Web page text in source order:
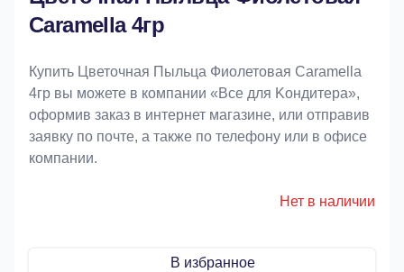
Caramella 4гр
Купить Цветочная Пыльца Фиолетовая Caramella
4гр вы можете в компании «Bce для Koндитeрa»,
оформив заказ в интернет магазине, или отправив
заявку по почте, а также по телефону или в офисе
компании.
Нет в наличии
В избранное